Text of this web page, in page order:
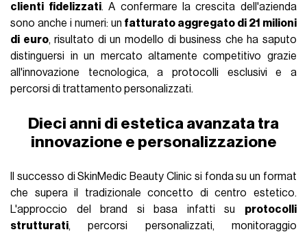
clienti fidelizzati. A confermare la crescita dell'azienda
sono anche i numeri: un fatturato aggregato di 21 milioni
di euro, risultato di un modello di business che ha saputo
distinguersi in un mercato altamente competitivo grazie
all'innovazione tecnologica, a protocolli esclusivi e a
percorsi di trattamento personalizzati.
Dieci anni di estetica avanzata tra
innovazione e personalizzazione
Il successo di SkinMedic Beauty Clinic si fonda su un format
che supera il tradizionale concetto di centro estetico.
L'approccio del brand si basa infatti su protocolli
strutturati, percorsi personalizzati, monitoraggio